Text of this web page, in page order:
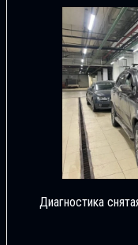
Диагностика